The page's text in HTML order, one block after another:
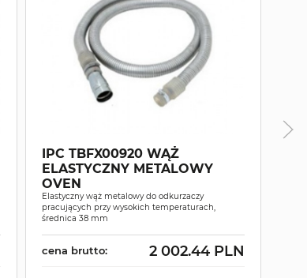
IPC TBFX00920 WĄŻ
ELASTYCZNY METALOWY
OVEN
Elastyczny wąż metalowy do odkurzaczy
pracujących przy wysokich temperaturach,
średnica 38 mm
cena brutto: 2 002.44 PLN